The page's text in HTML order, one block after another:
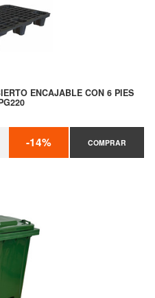
ENCAJABLE CON 6 PIES
-14% COMPRAR